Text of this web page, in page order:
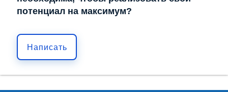
потенциал на максимум?
Написать